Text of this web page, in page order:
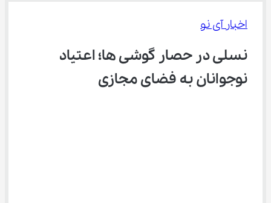
اخبار آی نو
نسلی در حصار گوشی ها؛ اعتیاد
نوجوانان به فضای مجازی